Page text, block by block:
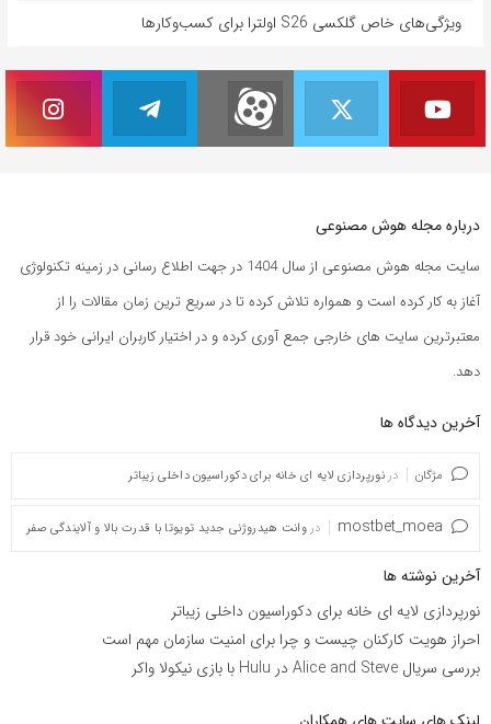
ویژگی‌های خاص گلکسی S26 اولترا برای کسب‌وکارها
درباره مجله هوش مصنوعی
سایت مجله هوش مصنوعی از سال 1404 در جهت اطلاع رسانی در زمینه تکنولوژی
آغاز به کار کرده است و همواره تلاش کرده تا در سریع ترین زمان مقالات را از
معتبرترین سایت های خارجی جمع آوری کرده و در اختیار کاربران ایرانی خود قرار
دهد.
آخرین دیدگاه ها
مژگان در نورپردازی لایه ای خانه برای دکوراسیون داخلی زیباتر
mostbet_moea در وانت هیدروژنی جدید تویوتا با قدرت بالا و آلایندگی صفر
آخرین نوشته ها
نورپردازی لایه ای خانه برای دکوراسیون داخلی زیباتر
احراز هویت کارکنان چیست و چرا برای امنیت سازمان مهم است
بررسی سریال Alice and Steve در Hulu با بازی نیکولا واکر